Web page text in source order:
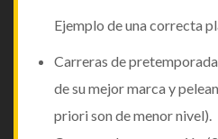
Ejemplo de una correcta
Carreras de pretemporada
de su mejor marca y
priori son de menor nivel).